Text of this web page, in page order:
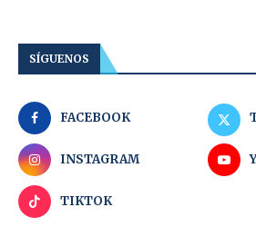
SÍGUENOS
FACEBOOK
INSTAGRAM
TIKTOK